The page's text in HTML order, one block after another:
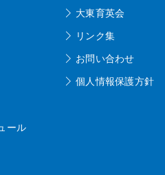
ール
大東育英会
リンク集
お問い合わせ
個人情報保護方針